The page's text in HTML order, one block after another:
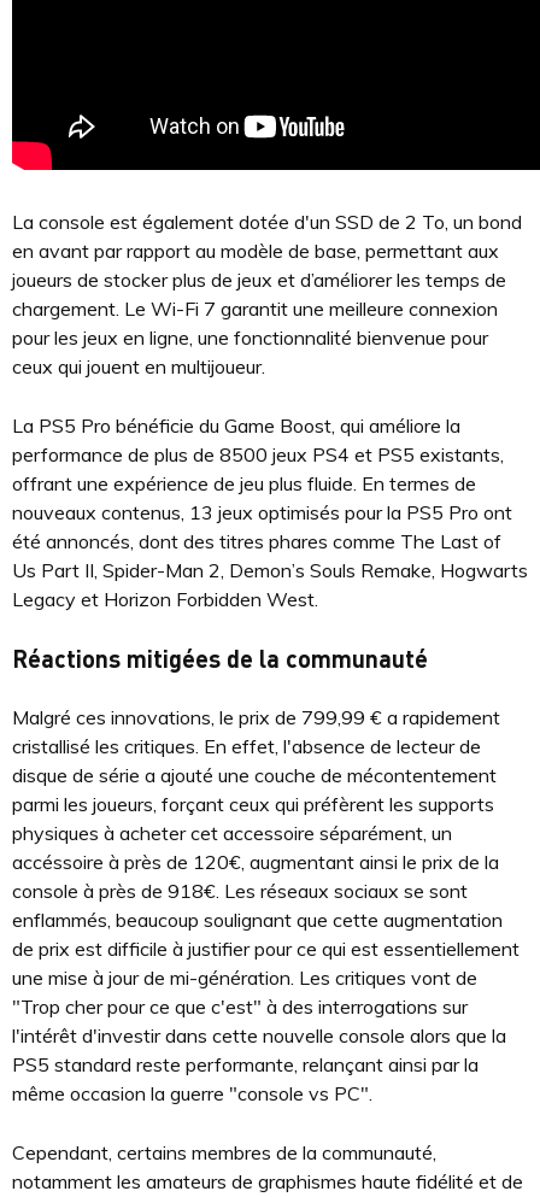
La console est également dotée d'un SSD de 2 To, un bond
en avant par rapport au modèle de base, permettant aux
joueurs de stocker plus de jeux et d’améliorer les temps de
chargement. Le Wi-Fi 7 garantit une meilleure connexion
pour les jeux en ligne, une fonctionnalité bienvenue pour
ceux qui jouent en multijoueur.
La PS5 Pro bénéficie du Game Boost, qui améliore la
performance de plus de 8500 jeux PS4 et PS5 existants,
offrant une expérience de jeu plus fluide. En termes de
nouveaux contenus, 13 jeux optimisés pour la PS5 Pro ont
été annoncés, dont des titres phares comme The Last of
Us Part II, Spider-Man 2, Demon’s Souls Remake, Hogwarts
Legacy et Horizon Forbidden West​.
Réactions mitigées de la communauté
Malgré ces innovations, le prix de 799,99 € a rapidement
cristallisé les critiques. En effet, l'absence de lecteur de
disque de série a ajouté une couche de mécontentement
parmi les joueurs, forçant ceux qui préfèrent les supports
physiques à acheter cet accessoire séparément, un
accéssoire à près de 120€, augmentant ainsi le prix de la
console à près de 918€. Les réseaux sociaux se sont
enflammés, beaucoup soulignant que cette augmentation
de prix est difficile à justifier pour ce qui est essentiellement
une mise à jour de mi-génération. Les critiques vont de
"Trop cher pour ce que c'est" à des interrogations sur
l'intérêt d'investir dans cette nouvelle console alors que la
PS5 standard reste performante, relançant ainsi par la
même occasion la guerre "console vs PC".
Cependant, certains membres de la communauté,
notamment les amateurs de graphismes haute fidélité et de